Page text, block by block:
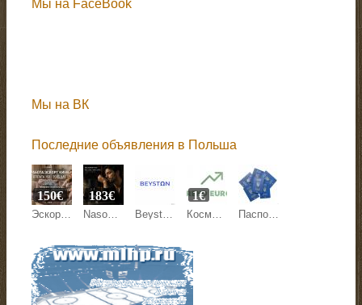
Мы на FaceBook
Мы на ВК
Последние объявления в Польша
Эскорт работа Киев, Кишинев, Варшава, Берлин, Париж.
150€
Nasomatto Black Afgano Extrait de Parfum 30 ml
183€
Beyston — это международная онлайн-маркетплейс-платформа Косметика и средства по уходу за собой
1€
Паспорт Украины, гражданство, id карта